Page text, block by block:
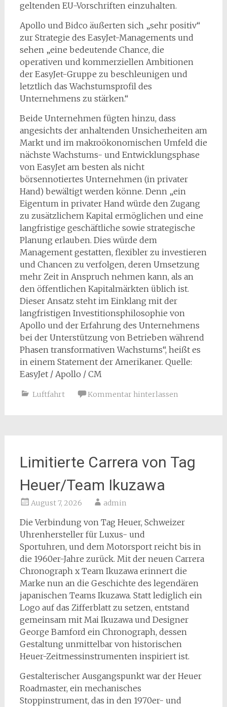
geltenden EU-Vorschriften einzuhalten.
Apollo und Bidco äußerten sich „sehr positiv“
zur Strategie des EasyJet-Managements und
sehen „eine bedeutende Chance, die
operativen und kommerziellen Ambitionen
der EasyJet-Gruppe zu beschleunigen und
letztlich das Wachstumsprofil des
Unternehmens zu stärken.“
Beide Unternehmen fügten hinzu, dass
angesichts der anhaltenden Unsicherheiten am
Markt und im makroökonomischen Umfeld die
nächste Wachstums- und Entwicklungsphase
von EasyJet am besten als nicht
börsennotiertes Unternehmen (in privater
Hand) bewältigt werden könne. Denn „ein
Eigentum in privater Hand würde den Zugang
zu zusätzlichem Kapital ermöglichen und eine
langfristige geschäftliche sowie strategische
Planung erlauben. Dies würde dem
Management gestatten, flexibler zu investieren
und Chancen zu verfolgen, deren Umsetzung
mehr Zeit in Anspruch nehmen kann, als an
den öffentlichen Kapitalmärkten üblich ist.
Dieser Ansatz steht im Einklang mit der
langfristigen Investitionsphilosophie von
Apollo und der Erfahrung des Unternehmens
bei der Unterstützung von Betrieben während
Phasen transformativen Wachstums“, heißt es
in einem Statement der Amerikaner. Quelle:
EasyJet / Apollo / CM
Luftfahrt Kommentar hinterlassen
Limitierte Carrera von Tag
Heuer/Team Ikuzawa
August 7, 2026 admin
Die Verbindung von Tag Heuer, Schweizer
Uhrenhersteller für Luxus- und
Sportuhren, und dem Motorsport reicht bis in
die 1960er-Jahre zurück. Mit der neuen Carrera
Chronograph x Team Ikuzawa erinnert die
Marke nun an die Geschichte des legendären
japanischen Teams Ikuzawa. Statt lediglich ein
Logo auf das Zifferblatt zu setzen, entstand
gemeinsam mit Mai Ikuzawa und Designer
George Bamford ein Chronograph, dessen
Gestaltung unmittelbar von historischen
Heuer-Zeitmessinstrumenten inspiriert ist.
Gestalterischer Ausgangspunkt war der Heuer
Roadmaster, ein mechanisches
Stoppinstrument, das in den 1970er- und